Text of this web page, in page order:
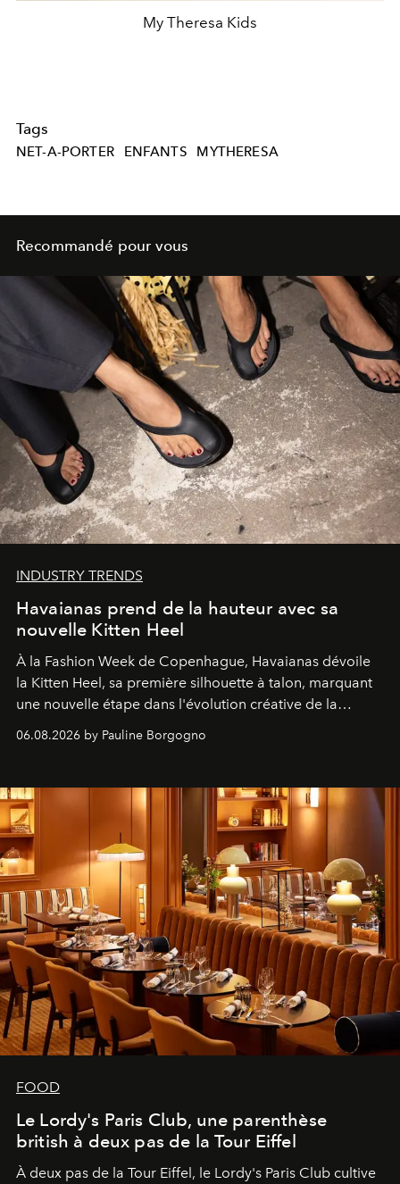
My Theresa Kids
Tags
NET-A-PORTER ENFANTS MYTHERESA
Recommandé pour vous
INDUSTRY TRENDS
Havaianas prend de la hauteur avec sa
nouvelle Kitten Heel
À la Fashion Week de Copenhague, Havaianas dévoile
la Kitten Heel, sa première silhouette à talon, marquant
une nouvelle étape dans l'évolution créative de la
06.08.2026 by Pauline Borgogno
FOOD
Le Lordy's Paris Club, une parenthèse
british à deux pas de la Tour Eiffel
À deux pas de la Tour Eiffel, le Lordy's Paris Club cultive